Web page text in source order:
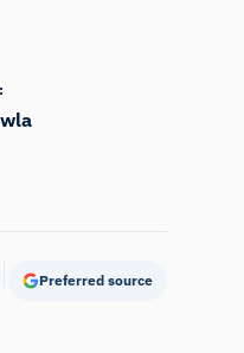
Preferred source